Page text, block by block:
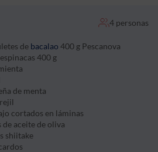
4 personas
de bacalao 400 g Pescanova
400 g
de menta
cortados en láminas
de aceite de oliva
shiitake